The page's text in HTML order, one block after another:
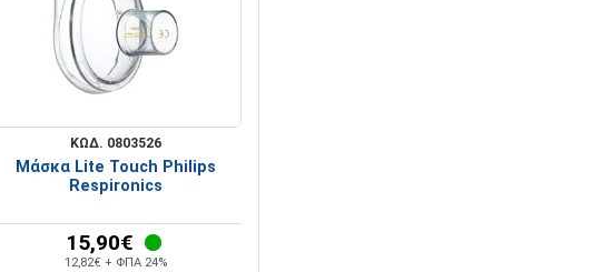
ΚΩΔ. 0803526
Μάσκα Lite Touch Philips
Respironics
15,90€
12,82€ + ΦΠΑ 24%